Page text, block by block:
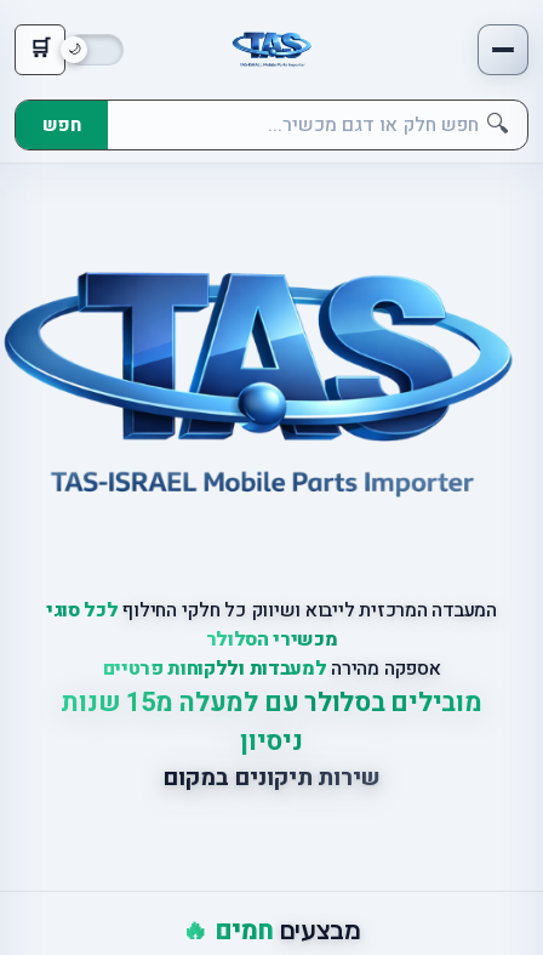
🛒
🔍 חפש
המעבדה המרכזית לייבוא ושיווק כל חלקי החילוףלכל סוגי
מכשירי הסלולר
אספקה מהירה למעבדות וללקוחות פרטיים
מובילים בסלולר עם למעלה מ15 שנות
ניסיון
שירות תיקונים במקום
מבצעים חמים 🔥